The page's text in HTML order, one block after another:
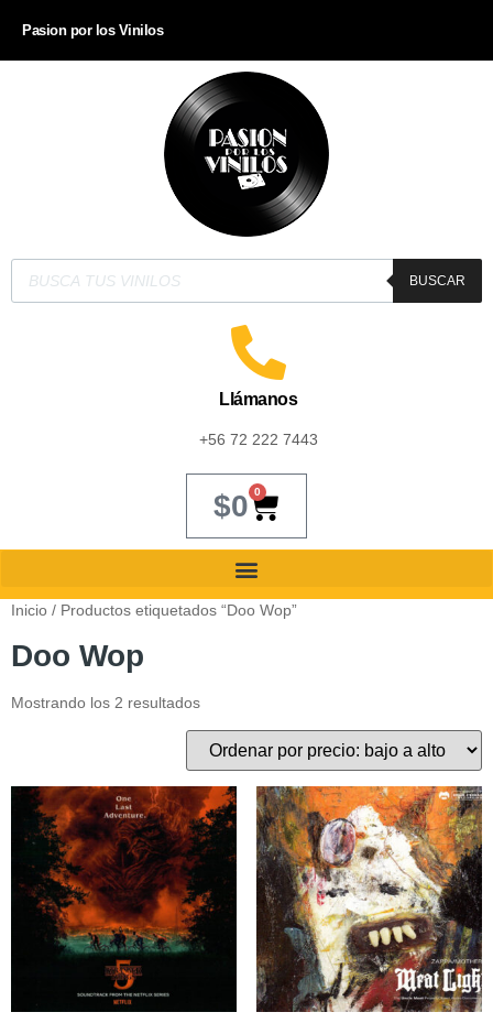
Pasion por los Vinilos
BUSCAR
Llámanos
+56 72 222 7443
$0 0
Inicio / Productos etiquetados “Doo Wop”
Doo Wop
Mostrando los 2 resultados